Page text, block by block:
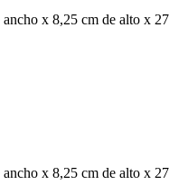
x 8,25 cm de alto x
x 8,25 cm de alto x